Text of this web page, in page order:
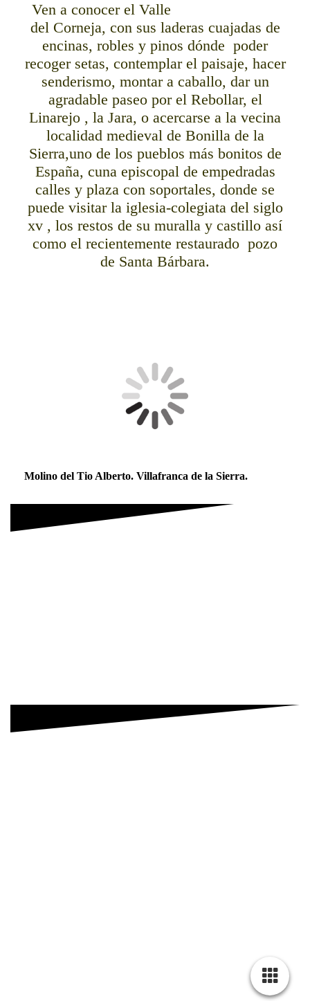
Ven a conocer el Valle
del Corneja, con sus laderas cuajadas de
encinas, robles y pinos dónde poder
recoger setas, contemplar el paisaje, hacer
senderismo, montar a caballo, dar un
agradable paseo por el Rebollar, el
Linarejo , la Jara, o acercarse a la vecina
localidad medieval de Bonilla de la
Sierra,uno de los pueblos más bonitos de
España, cuna episcopal de empedradas
calles y plaza con soportales, donde se
puede visitar la iglesia-colegiata del siglo
xv , los restos de su muralla y castillo así
como el recientemente restaurado pozo
de Santa Bárbara.
Molino del Tio Alberto. Villafranca de la Sierra.